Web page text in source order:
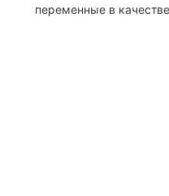
переменные в